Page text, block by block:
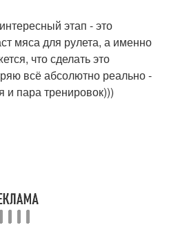
этап - это
мяса для рулета, а именно
что сделать это
всё абсолютно реально -
и пара тренировок)))